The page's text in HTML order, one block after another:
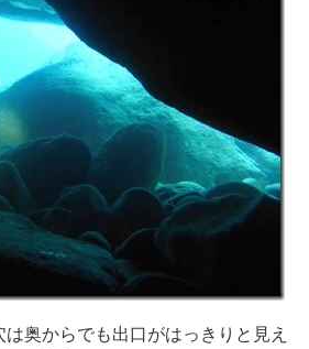
奥からでも出口がはっきりと見え